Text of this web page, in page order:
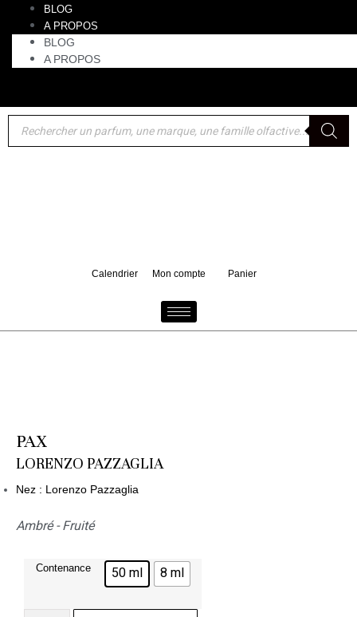
BLOG
A PROPOS
BLOG
A PROPOS
Calendrier Mon compte Panier
PAX
LORENZO PAZZAGLIA
Nez : Lorenzo Pazzaglia
Ambré - Fruité
Contenance 50 ml 8 ml